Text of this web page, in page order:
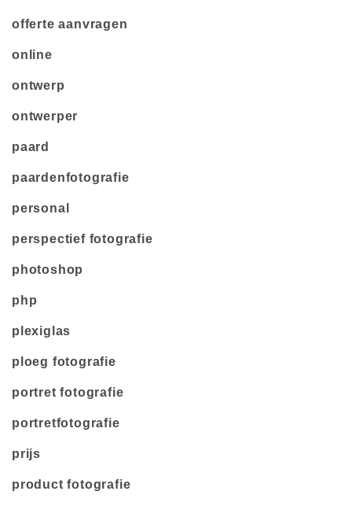
offerte aanvragen
online
ontwerp
ontwerper
paard
paardenfotografie
personal
perspectief fotografie
photoshop
php
plexiglas
ploeg fotografie
portret fotografie
portretfotografie
prijs
product fotografie